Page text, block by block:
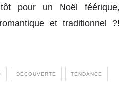
pour un Noël féérique,
et traditionnel ?!
DÉCOUVERTE TENDANCE